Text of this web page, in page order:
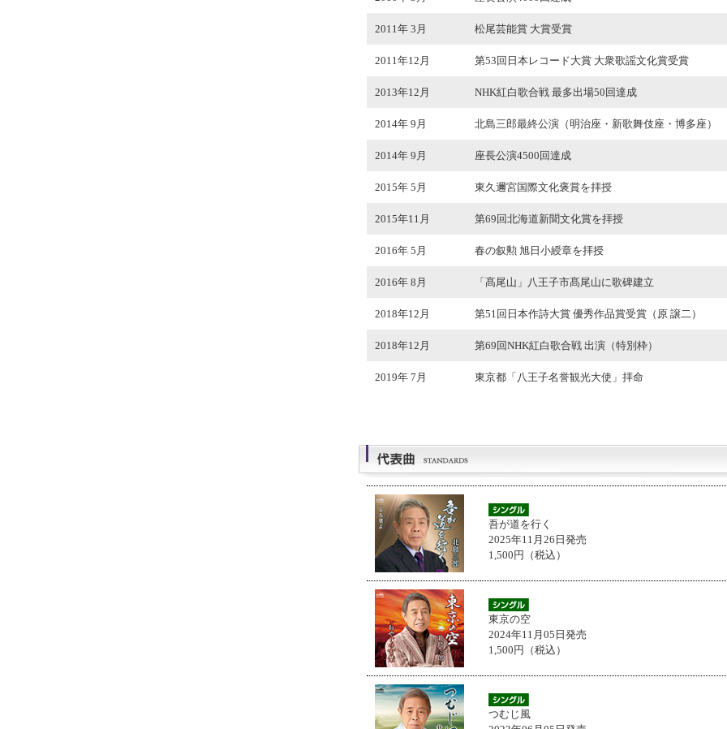
2011年 3月 松尾芸能賞 大賞受賞
2011年12月 第53回日本レコード大賞 大衆歌謡文化賞受賞
2013年12月 NHK紅白歌合戦 最多出場50回達成
2014年 9月 北島三郎最終公演（明治座・新歌舞伎座・博多座）
2014年 9月 座長公演4500回達成
2015年 5月 東久邇宮国際文化褒賞を拝授
2015年11月 第69回北海道新聞文化賞を拝授
2016年 5月 春の叙勲 旭日小綬章を拝授
2016年 8月 「髙尾山」八王子市髙尾山に歌碑建立
2018年12月 第51回日本作詩大賞 優秀作品賞受賞（原 譲二）
2018年12月 第69回NHK紅白歌合戦 出演（特別枠）
2019年 7月 東京都「八王子名誉観光大使」拝命
吾が道を行く
2025年11月26日発売
1,500円（税込）
東京の空
2024年11月05日発売
1,500円（税込）
つむじ風